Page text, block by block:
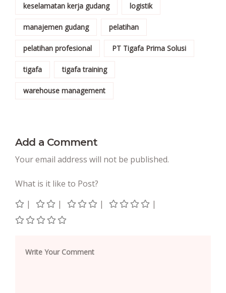
keselamatan kerja gudang logistik
manajemen gudang pelatihan
pelatihan profesional PT Tigafa Prima Solusi
tigafa tigafa training
warehouse management
Add a Comment
Your email address will not be published.
What is it like to Post?